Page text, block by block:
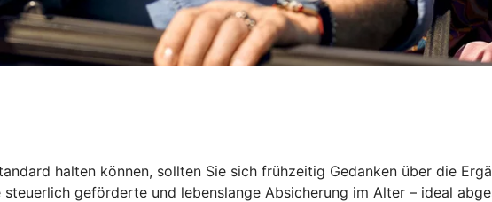
halten können, sollten Sie sich frühzeitig Gedanken über die
geförderte und lebenslange Absicherung im Alter – ideal